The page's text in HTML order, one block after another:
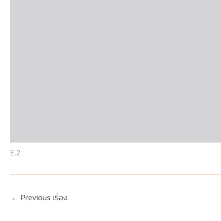
E.2
← Previous เรื่อง